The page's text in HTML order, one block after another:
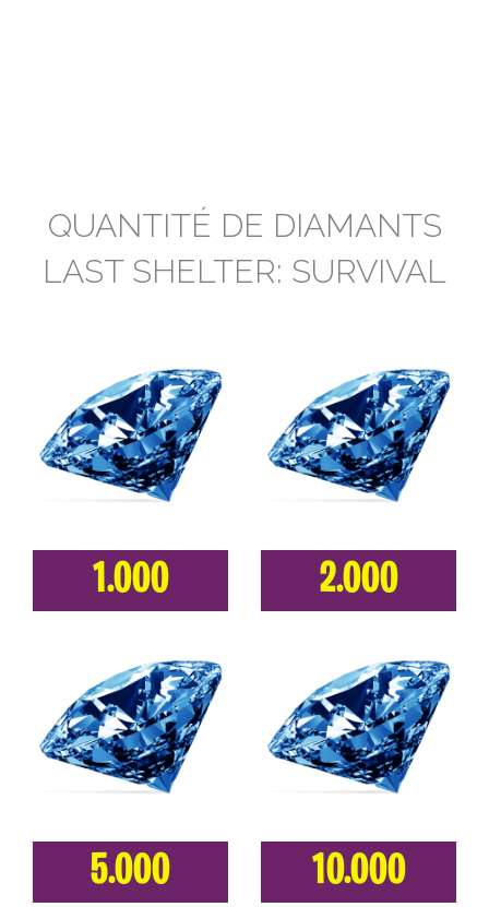
QUANTITÉ DE DIAMANTS
LAST SHELTER: SURVIVAL
1.000 2.000
5.000 10.000